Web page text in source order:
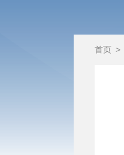
首页 >